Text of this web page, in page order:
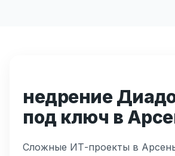
недрение
под ключ в
Сложные ИТ-проекты в